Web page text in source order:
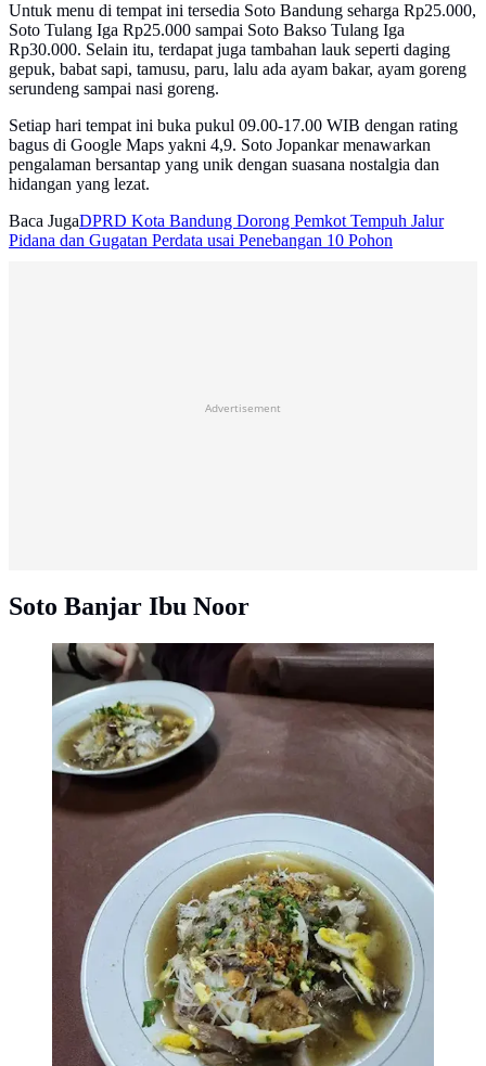
Untuk menu di tempat ini tersedia Soto Bandung seharga Rp25.000,
Soto Tulang Iga Rp25.000 sampai Soto Bakso Tulang Iga
Rp30.000. Selain itu, terdapat juga tambahan lauk seperti daging
gepuk, babat sapi, tamusu, paru, lalu ada ayam bakar, ayam goreng
serundeng sampai nasi goreng.
Setiap hari tempat ini buka pukul 09.00-17.00 WIB dengan rating
bagus di Google Maps yakni 4,9. Soto Jopankar menawarkan
pengalaman bersantap yang unik dengan suasana nostalgia dan
hidangan yang lezat.
Baca JugaDPRD Kota Bandung Dorong Pemkot Tempuh Jalur
Pidana dan Gugatan Perdata usai Penebangan 10 Pohon
Advertisement
Soto Banjar Ibu Noor